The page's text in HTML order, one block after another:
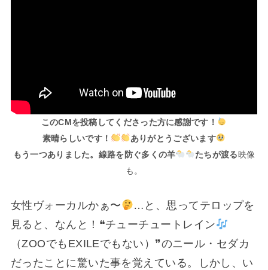
このCMを投稿してくださった方に感謝です！
素晴らしいです！
ありがとうございます
もう一つありました。線路を防ぐ多くの羊
たちが渡る映像
も。
女性ヴォーカルかぁ〜
…と、思ってテロップを
見ると、なんと！❝チューチュートレイン
（ZOOでもEXILEでもない）❞のニール・セダカ
だったことに驚いた事を覚えている。しかし、い